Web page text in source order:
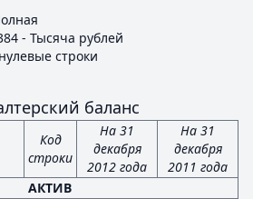
- Тысяча рублей
строки
баланс
Код
строки
На 31
декабря
2012 года
На 31
декабря
2011 года
АКТИВ